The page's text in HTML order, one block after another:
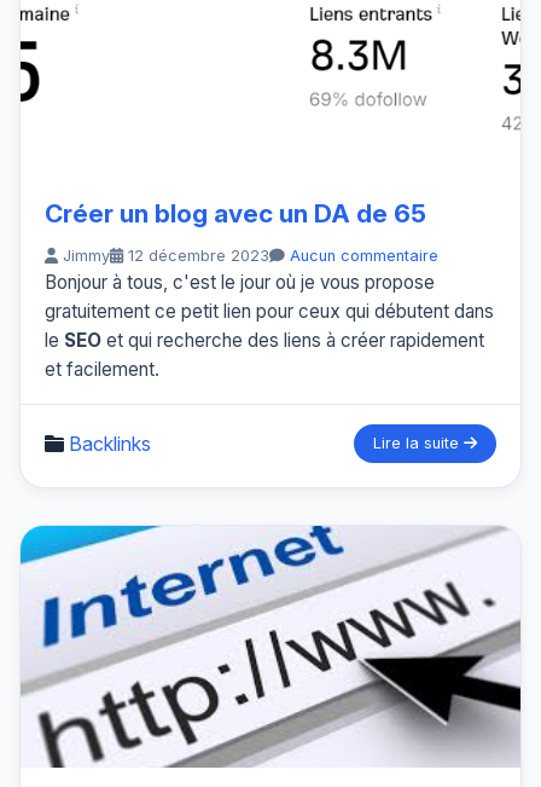
Créer un blog avec un DA de 65
Jimmy 12 décembre 2023 Aucun commentaire
Bonjour à tous, c'est le jour où je vous propose
gratuitement ce petit lien pour ceux qui débutent dans
le SEO et qui recherche des liens à créer rapidement
et facilement.
Backlinks Lire la suite